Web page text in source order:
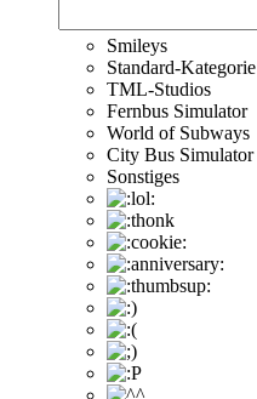
Smileys
Standard-Kategorie
TML-Studios
Fernbus Simulator
World of Subways
City Bus Simulator
Sonstiges